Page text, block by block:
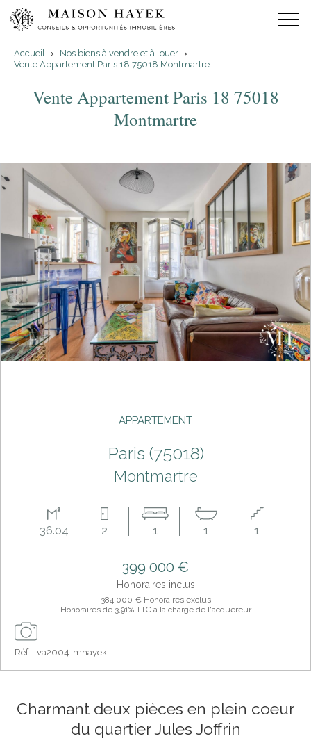
APPARTEMENT
paris (75018)
Montmartre
36.04 2 1 1 1
399 000 €
Honoraires inclus
384 000 € Honoraires exclus
Honoraires de 3,91% TTC à la charge de l'acquéreur
Réf. : va2004-mhayek
Accueil › Nos biens à vendre et à louer ›
Vente Appartement Paris 18 75018 Montmartre
Vente Appartement Paris 18 75018
Montmartre
Charmant deux pièces en plein coeur
du quartier Jules Joffrin